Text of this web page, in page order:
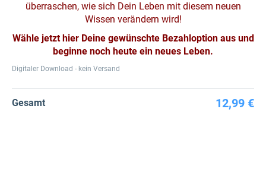
überraschen, wie sich Dein Leben mit diesem neuen
Wissen verändern wird!
Wähle jetzt hier Deine gewünschte Bezahloption aus und
beginne noch heute ein neues Leben.
Digitaler Download - kein Versand
Gesamt 12,99 €